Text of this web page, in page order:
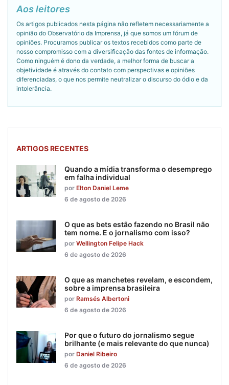
Aos leitores
Os artigos publicados nesta página não refletem necessariamente a
opinião do Observatório da Imprensa, já que somos um fórum de
opiniões. Procuramos publicar os textos recebidos como parte de
nosso compromisso com a diversificação das fontes de informação.
Como ninguém é dono da verdade, a melhor forma de buscar a
objetividade é através do contato com perspectivas e opiniões
diferenciadas, o que nos permite neutralizar o discurso do ódio e da
intolerância.
ARTIGOS RECENTES
Quando a mídia transforma o desemprego
em falha individual
por Elton Daniel Leme
6 de agosto de 2026
O que as bets estão fazendo no Brasil não
tem nome. E o jornalismo com isso?
por Wellington Felipe Hack
6 de agosto de 2026
O que as manchetes revelam, e escondem,
sobre a imprensa brasileira
por Ramsés Albertoni
6 de agosto de 2026
Por que o futuro do jornalismo segue
brilhante (e mais relevante do que nunca)
por Daniel Ribeiro
6 de agosto de 2026